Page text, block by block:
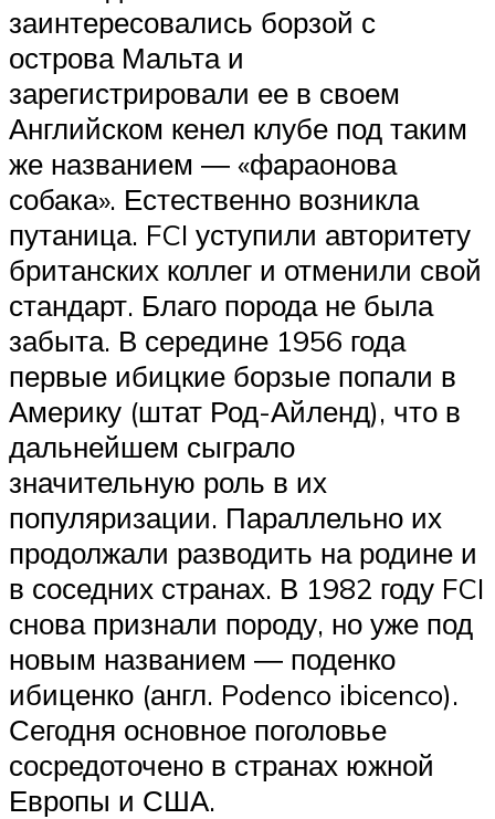
заинтересовались борзой с
острова Мальта и
зарегистрировали ее в своем
Английском кенел клубе под таким
же названием ― «фараонова
собака». Естественно возникла
путаница. FCI уступили авторитету
британских коллег и отменили свой
стандарт. Благо порода не была
забыта. В середине 1956 года
первые ибицкие борзые попали в
Америку (штат Род-Айленд), что в
дальнейшем сыграло
значительную роль в их
популяризации. Параллельно их
продолжали разводить на родине и
в соседних странах. В 1982 году FCI
снова признали породу, но уже под
новым названием ― поденко
ибиценко (англ. Podenco ibicenco).
Сегодня основное поголовье
сосредоточено в странах южной
Европы и США.